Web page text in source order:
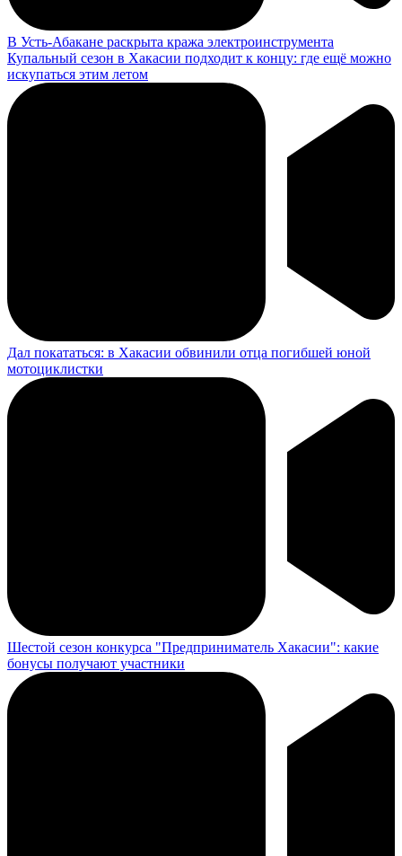
В Усть-Абакане раскрыта кража электроинструмента
Купальный сезон в Хакасии подходит к концу: где ещё можно
искупаться этим летом
Дал покататься: в Хакасии обвинили отца погибшей юной
мотоциклистки
Шестой сезон конкурса "Предприниматель Хакасии": какие
бонусы получают участники